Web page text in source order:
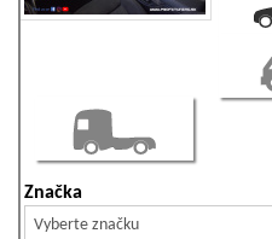
Značka
Vyberte značku